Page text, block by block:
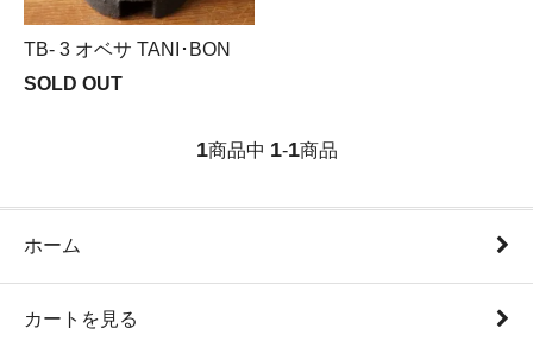
TB- 3 オベサ TANI･BON
SOLD OUT
1商品中 1-1商品
ホーム
カートを見る